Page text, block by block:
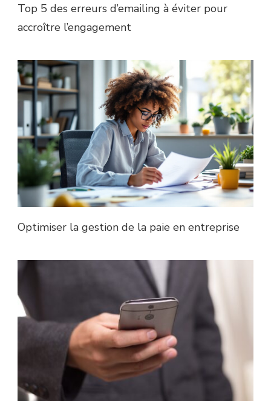
Top 5 des erreurs d’emailing à éviter pour
accroître l’engagement
Optimiser la gestion de la paie en entreprise